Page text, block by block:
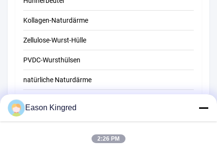
Kollagen-Naturdärme
Zellulose-Wurst-Hülle
PVDC-Wursthülsen
natürliche Naturdärme
Lebensmittelverpackungsfolie
Eason Kingred
2:26 PM